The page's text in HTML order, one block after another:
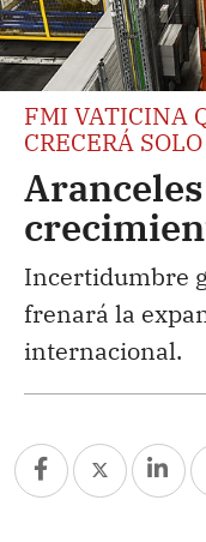
FMI VATICINA
CRECERÁ
Incertidumbre
frenará la
internacional.